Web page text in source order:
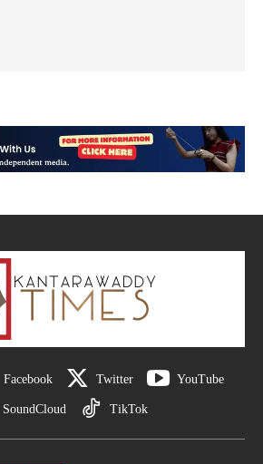
Facebook Twitter YouTube
SoundCloud TikTok